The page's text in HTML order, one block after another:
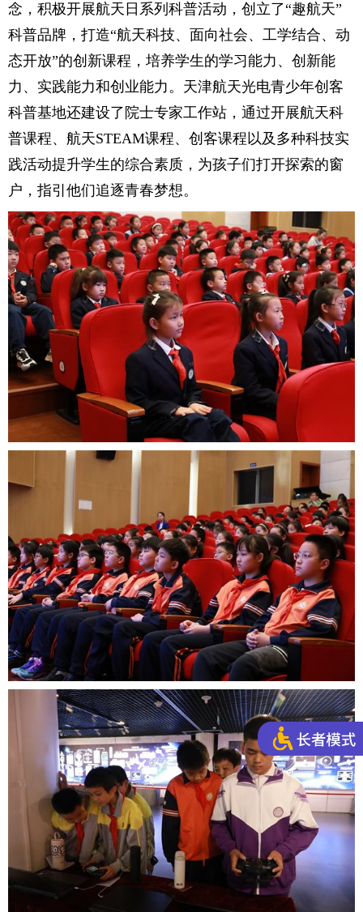
念，积极开展航天日系列科普活动，创立了“趣航天”
科普品牌，打造“航天科技、面向社会、工学结合、动
态开放”的创新课程，培养学生的学习能力、创新能
力、实践能力和创业能力。天津航天光电青少年创客
科普基地还建设了院士专家工作站，通过开展航天科
普课程、航天STEAM课程、创客课程以及多种科技实
践活动提升学生的综合素质，为孩子们打开探索的窗
户，指引他们追逐青春梦想。